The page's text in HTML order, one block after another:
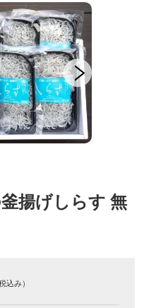
揚げしらす 無
込み）